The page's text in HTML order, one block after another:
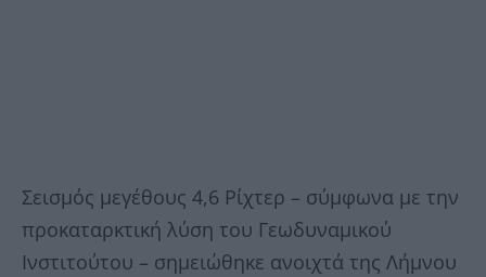
Σεισμός μεγέθους 4,6 Ρίχτερ – σύμφωνα με την
προκαταρκτική λύση του Γεωδυναμικού
Ινστιτούτου – σημειώθηκε ανοιχτά της Λήμνου